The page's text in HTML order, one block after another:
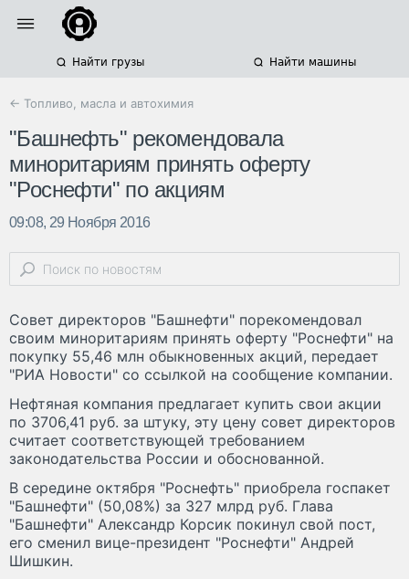
Найти грузы Найти машины
← Топливо, масла и автохимия
"Башнефть" рекомендовала
миноритариям принять оферту
"Роснефти" по акциям
09:08, 29 Ноября 2016
Совет директоров "Башнефти" порекомендовал
своим миноритариям принять оферту "Роснефти" на
покупку 55,46 млн обыкновенных акций, передает
"РИА Новости" со ссылкой на сообщение компании.
Нефтяная компания предлагает купить свои акции
по 3706,41 руб. за штуку, эту цену совет директоров
считает соответствующей требованием
законодательства России и обоснованной.
В середине октября "Роснефть" приобрела госпакет
"Башнефти" (50,08%) за 327 млрд руб. Глава
"Башнефти" Александр Корсик покинул свой пост,
его сменил вице-президент "Роснефти" Андрей
Шишкин.